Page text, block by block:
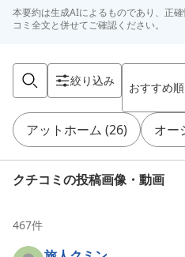
本要約は生成AIによるものであり、正
コミ全文と併せてご確認ください。
絞り込み おすすめ順
アットホーム (26) オー
クチコミの投稿画像・動画
467件